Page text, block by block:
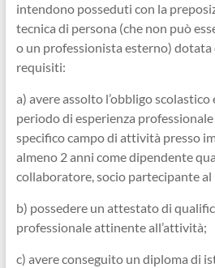
intendono posseduti con la
tecnica di persona (che non può
o un professionista esterno)
requisiti:
a) avere assolto l’obbligo
periodo di esperienza
specifico campo di attività presso
almeno 2 anni come dipendente
collaboratore, socio partecipante
b) possedere un attestato di
professionale attinente all’attività;
c) avere conseguito un diploma di